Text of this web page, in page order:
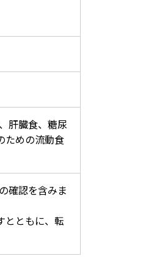
肝臓食、糖尿
ための流動食
確認を含みま
とともに、転